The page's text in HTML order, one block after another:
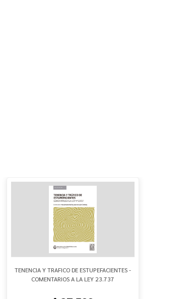
TENENCIA Y TRAFICO DE ESTUPEFACIENTES -
COMENTARIOS A LA LEY 23.737